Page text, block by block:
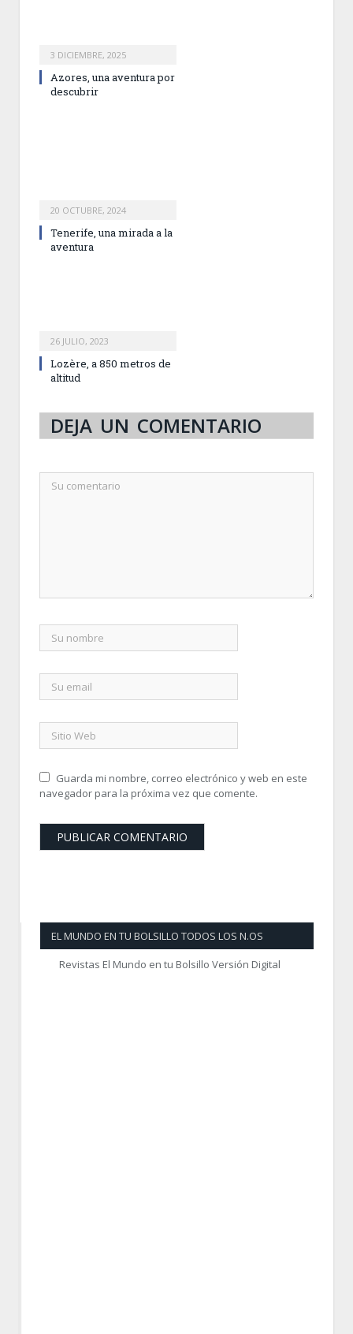
3 DICIEMBRE, 2025
Azores, una aventura por
descubrir
20 OCTUBRE, 2024
Tenerife, una mirada a la
aventura
26 JULIO, 2023
Lozère, a 850 metros de
altitud
DEJA UN COMENTARIO
Guarda mi nombre, correo electrónico y web en este
navegador para la próxima vez que comente.
EL MUNDO EN TU BOLSILLO TODOS LOS N.OS
Revistas El Mundo en tu Bolsillo Versión Digital